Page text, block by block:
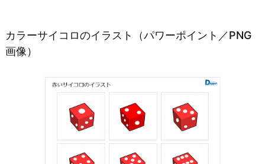
検索
カラーサイコロのイラスト（パワーポイント／PNG
画像）